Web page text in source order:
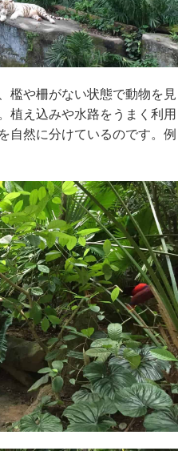
檻や柵がない状態で動物を見
植え込みや水路をうまく利用
自然に分けているのです。例